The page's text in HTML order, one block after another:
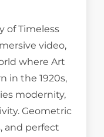
of Timeless
video,
where Art
in the 1920s,
modernity,
Geometric
and perfect